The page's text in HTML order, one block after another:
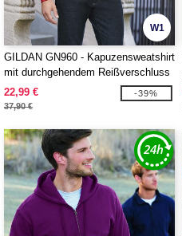
W1
GILDAN GN960 - Kapuzensweatshirt
mit durchgehendem Reißverschluss
22,99 €
37,90 €
-39%